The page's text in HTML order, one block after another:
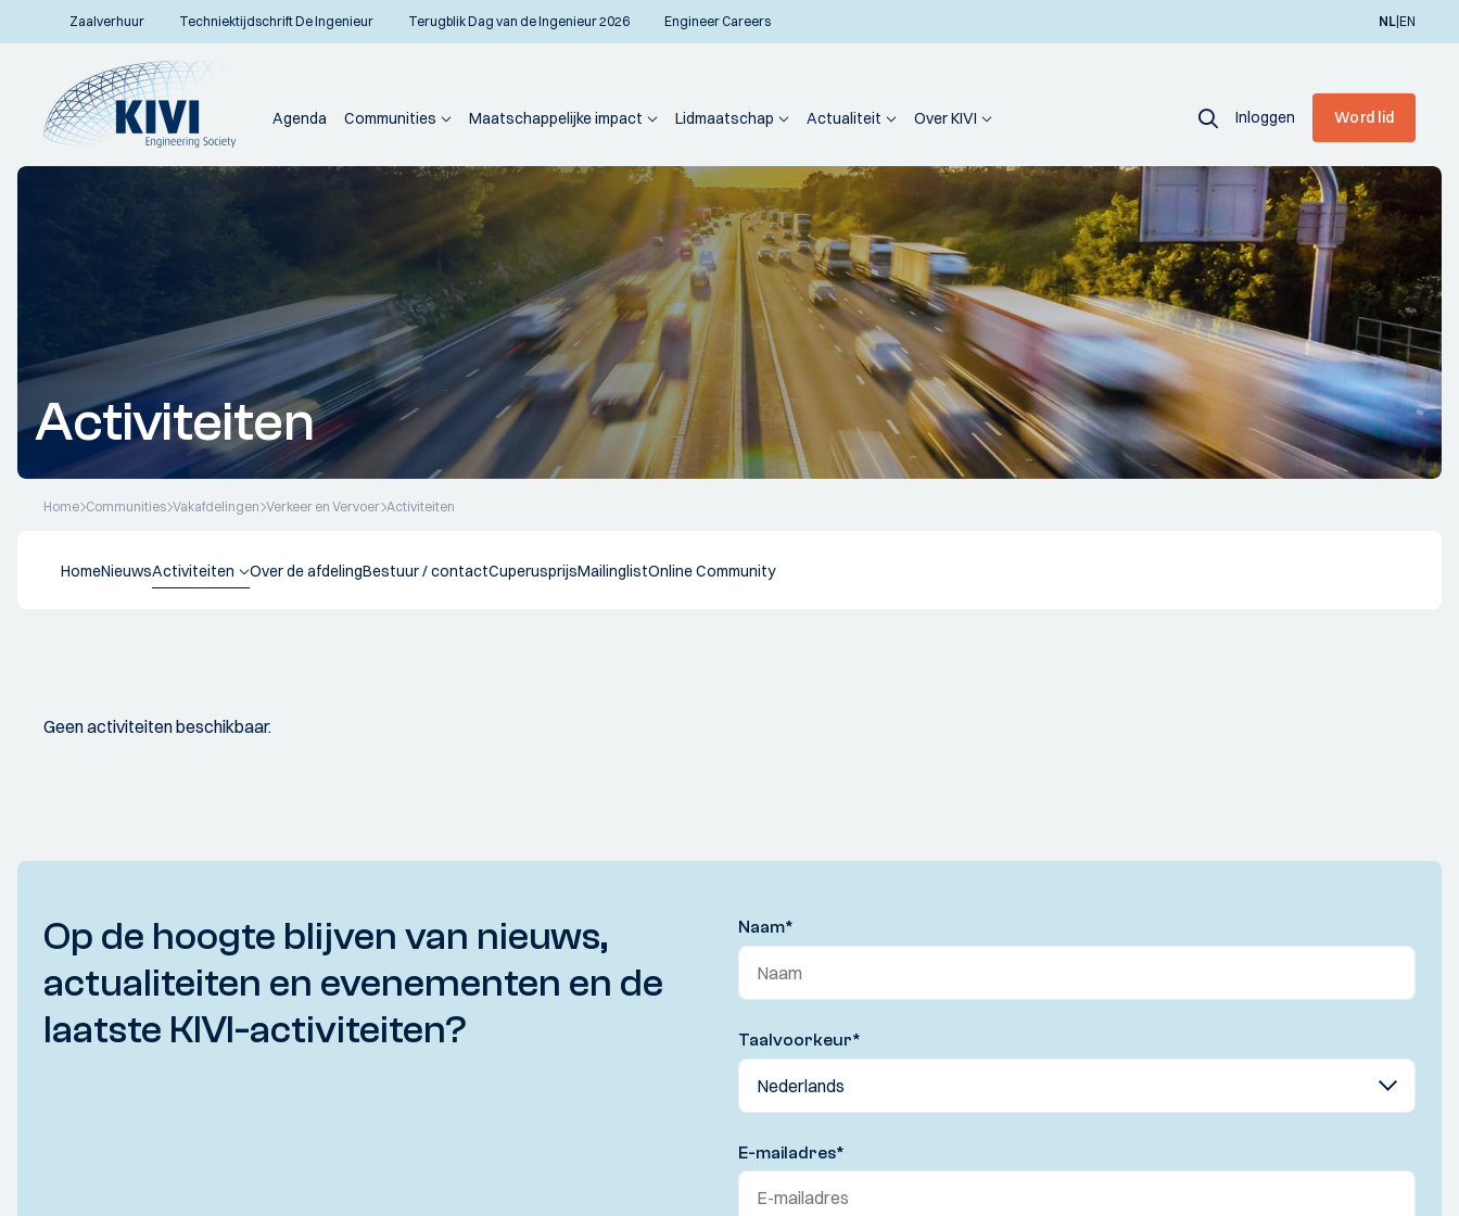
Zaalverhuur Techniektijdschrift De Ingenieur Terugblik Dag van de Ingenieur 2026 Engineer Careers NL|EN
Agenda Communities Maatschappelijke impact Lidmaatschap Actualiteit Over KIVI Inloggen Word lid
Activiteiten
Home Communities Vakafdelingen Verkeer en Vervoer Activiteiten
HomeNieuwsActiviteiten Over de afdelingBestuur / contactCuperusprijsMailinglistOnline Community
Geen activiteiten beschikbaar.
Op de hoogte blijven van nieuws,
actualiteiten en evenementen en de
laatste KIVI-activiteiten?
Naam*
Taalvoorkeur*
E-mailadres*